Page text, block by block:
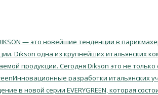
— это новейшие тенденции в
Dikson одна из крупнейших итальянских
продукции. Сегодня Dikson это не
Инновационные разработки итальянских
в новой серии EVERYGREEN, которая